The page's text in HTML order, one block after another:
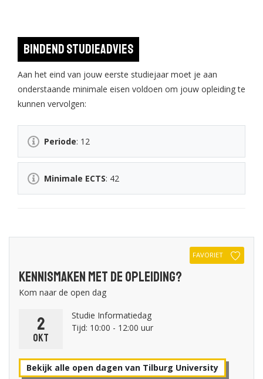
Bindend studieadvies
Aan het eind van jouw eerste studiejaar moet je aan
onderstaande minimale eisen voldoen om jouw opleiding te
kunnen vervolgen:
Periode: 12
Minimale ECTS: 42
FAVORIET
Kennismaken met de opleiding?
Kom naar de open dag
2
okt
Studie Informatiedag
Tijd: 10:00 - 12:00 uur
Bekijk alle open dagen van Tilburg University